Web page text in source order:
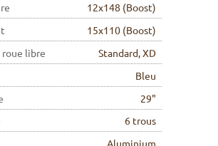
12x148 (Boost)
15x110 (Boost)
roue libre
Standard, XD
Bleu
29"
6 trous
Aluminium